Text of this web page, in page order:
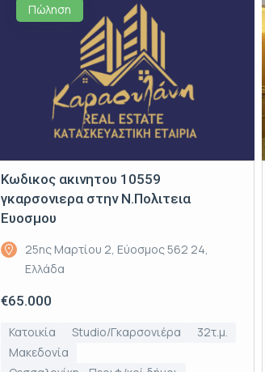
Πώληση
Κωδικος ακινητου 10559
γκαρσονιερα στην Ν.Πολιτεια
Ευοσμου
25ης Μαρτίου 2, Εύοσμος 562 24,
Ελλάδα
€65.000
Κατοικία Studio/Γκαρσονιέρα
32τ.μ.
Μακεδονία